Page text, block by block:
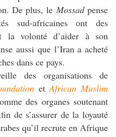
De plus, le Mossadpense
sud-africaines ont des
la volonté d’aider à son
aussi que l’Iran a acheté
dans ce pays.
des organisations de
etAfrican Muslim
des organes soutenant
de s’assurer de la loyauté
qu’il recrute en Afrique